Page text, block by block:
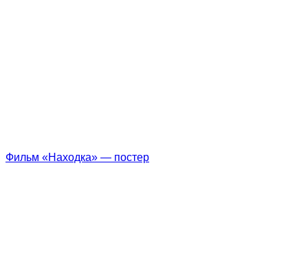
Фильм «Находка» — постер